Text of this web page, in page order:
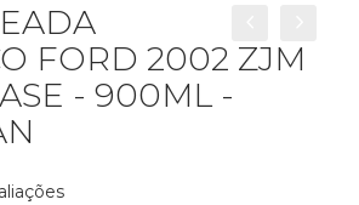
FORD 2002 ZJM
- 900ML -